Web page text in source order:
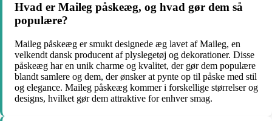
Hvad er Maileg påskeæg, og hvad gør dem så
populære?
Maileg påskeæg er smukt designede æg lavet af Maileg, en
velkendt dansk producent af plyslegetøj og dekorationer. Disse
påskeæg har en unik charme og kvalitet, der gør dem populære
blandt samlere og dem, der ønsker at pynte op til påske med stil
og elegance. Maileg påskeæg kommer i forskellige størrelser og
designs, hvilket gør dem attraktive for enhver smag.